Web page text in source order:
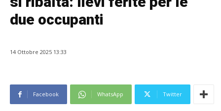
due occupanti
14 Ottobre 2025 13:33
Facebook WhatsApp Twitter